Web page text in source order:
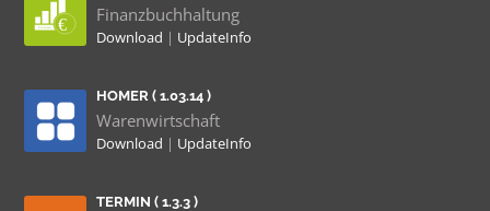
Finanzbuchhaltung
Download | UpdateInfo
HOMER ( 1.03.14 )
Warenwirtschaft
Download | UpdateInfo
TERMIN ( 1.3.3 )